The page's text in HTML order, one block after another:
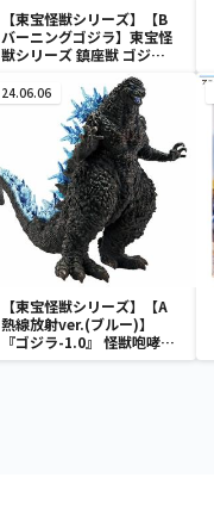
【東宝怪獣シリーズ】【B
バーニングゴジラ】東宝怪
獣シリーズ 鎮座獣 ゴジラ
24.06.06
【東宝怪獣シリーズ】【A
熱線放射ver.(ブルー)】
『ゴジラ-1.0』 怪獣咆哮撃
ゴジラ（2023） ver.2